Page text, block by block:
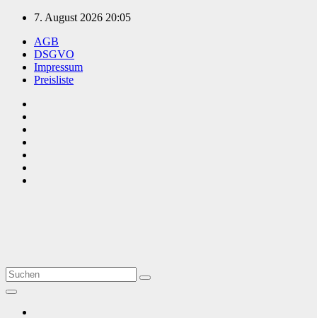
Zum
springen
7. August 2026 20:05
AGB
DSGVO
Impressum
Preisliste